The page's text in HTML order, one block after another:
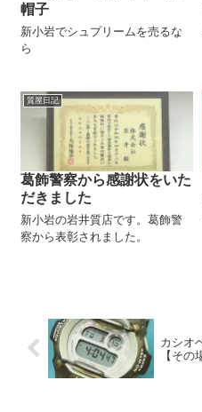
帽子
新小岩でシュプリームを売るな
ら
質屋日記
葛飾警察から感謝状をいた
だきました
新小岩の岩井質店です。葛飾警
察から表彰されました。
カシオ
【その